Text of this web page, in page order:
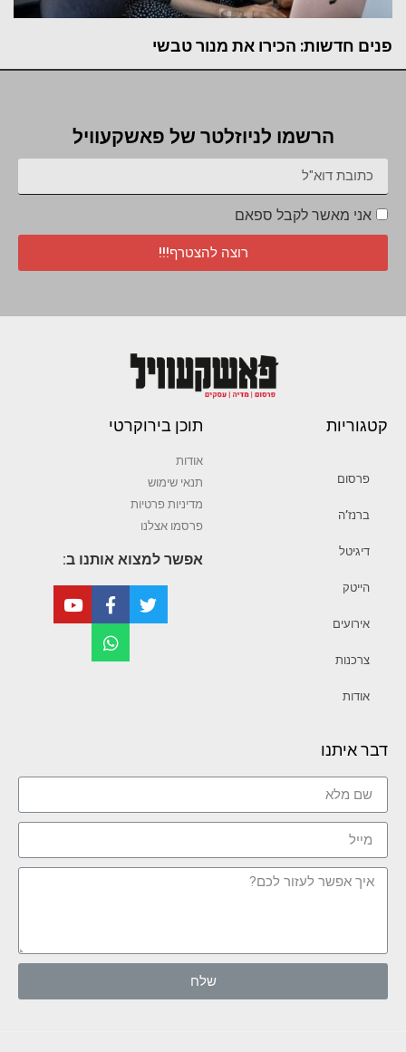
פנים חדשות: הכירו את מנור טבשי
הרשמו לניוזלטר של פאשקעוויל
אני מאשר לקבל ספאם
רוצה להצטרף!!!
קטגוריות
פרסום
ברנז’ה
דיגיטל
הייטק
אירועים
צרכנות
אודות
תוכן בירוקרטי
אודות
תנאי שימוש
מדיניות פרטיות
פרסמו אצלנו
אפשר למצוא אותנו ב:
דבר איתנו
שלח